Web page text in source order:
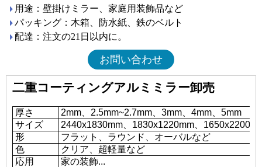
用途：壁掛けミラー、家庭用装飾品など
パッキング：木箱、防水紙、鉄のベルト
配達：注文の21日以内に。
お問い合わせ
二重コーティングアルミミラー卸売
厚さ
2mm、2.5mm~2.7mm、3mm、4mm、5mm
サイズ
2440x1830mm、1830x1220mm、
形
フラット、ラウンド、オーバルなど
色
クリア、超軽量など
応用
家の装飾...